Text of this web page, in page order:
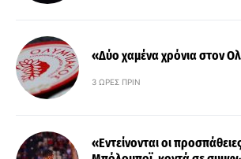
«Δύο χαμένα χρόνια στον
3 ΏΡΕΣ ΠΡΙΝ
«Εντείνονται οι